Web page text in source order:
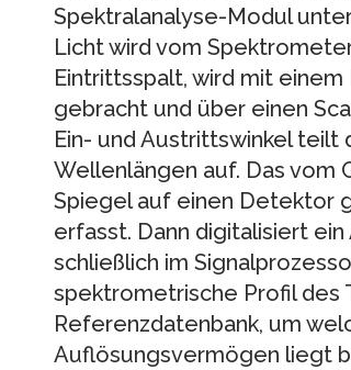
Spektralanalyse-Modul
Licht wird vom
Eintrittsspalt, wird mit
gebracht und über einen
Ein- und Austrittswinkel teilt
Wellenlängen auf. Das vom
Spiegel auf einen Detektor
erfasst. Dann digitalisiert
schließlich im
spektrometrische Profil des
Referenzdatenbank, um
Auflösungsvermögen liegt